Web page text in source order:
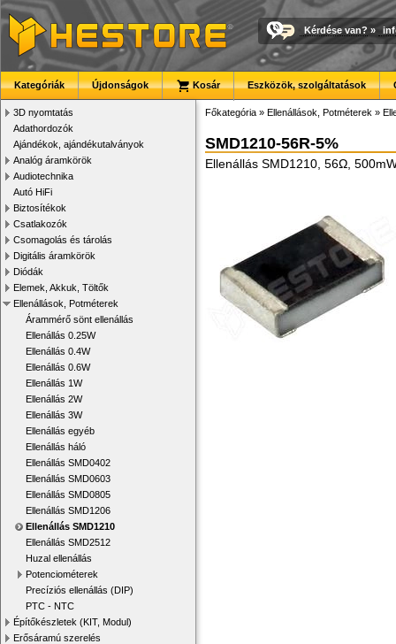
Kérdése van? »
Kategóriák Újdonságok Kosár Eszközök, szolgáltatások
3D nyomtatás
Adathordozók
Ajándékok, ajándékutalványok
Analóg áramkörök
Audiotechnika
Autó HiFi
Biztosítékok
Csatlakozók
Csomagolás és tárolás
Digitális áramkörök
Diódák
Elemek, Akkuk, Töltők
Ellenállások, Potméterek
Árammérő sönt ellenállás
Ellenállás 0.25W
Ellenállás 0.4W
Ellenállás 0.6W
Ellenállás 1W
Ellenállás 2W
Ellenállás 3W
Ellenállás egyéb
Ellenállás háló
Ellenállás SMD0402
Ellenállás SMD0603
Ellenállás SMD0805
Ellenállás SMD1206
Ellenállás SMD1210
Ellenállás SMD2512
Huzal ellenállás
Potenciométerek
Precíziós ellenállás (DIP)
PTC - NTC
Építőkészletek (KIT, Modul)
Erősáramú szerelés
Főkategória » Ellenállások, Potméterek »
SMD1210-56R-5%
Ellenállás SMD1210, 56Ω,